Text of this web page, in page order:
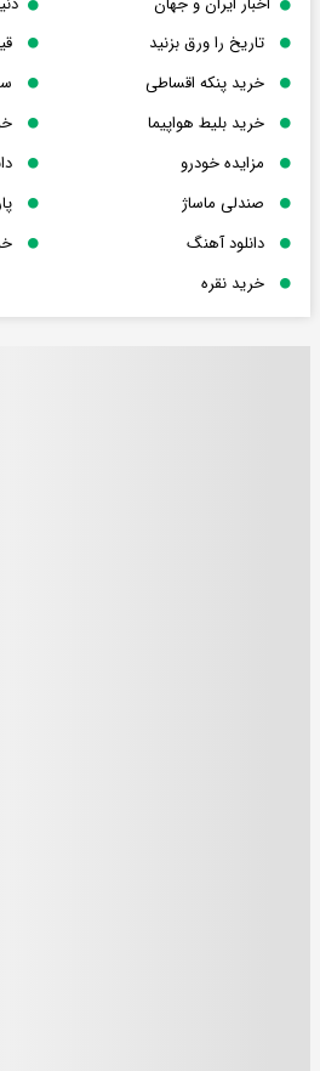
تاریخ را ورق بزنید
خرید پنکه اقساطی
خرید بلیط هواپیما
مزایده خودرو
صندلی ماساژ
دانلود آهنگ
خرید نقره